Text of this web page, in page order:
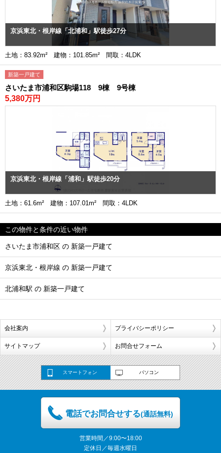
京浜東北・根岸線「北浦和」駅徒歩27分
土地：83.92m² 建物：101.85m² 間取：4LDK
新築一戸建て
さいたま市浦和区駒場118 9棟 9号棟
5,380万円
京浜東北・根岸線「浦和」駅徒歩20分
土地：61.6m² 建物：107.01m² 間取：4LDK
この物件と条件の近い物件
さいたま市浦和区 の 新築一戸建て
京浜東北・根岸線 の 新築一戸建て
北浦和駅 の 新築一戸建て
会社案内 プライバシーポリシー
サイトマップ お問合せフォーム
スマートフォン パソコン
電話でお問合せする(通話無料)
営業時間／9:00〜18:00
定休日／毎週水曜日